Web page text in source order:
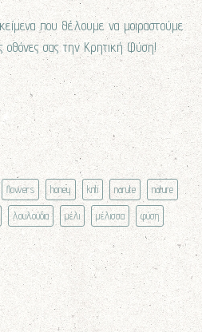
που θέλουμε να μοιραστούμε
οθόνες σας την Κρητική Φύση!
flowers honey kriti narute nature
λουλούδια μέλι μέλισσα φύση